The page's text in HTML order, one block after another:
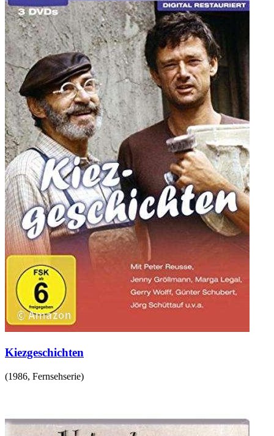
Kiezgeschichten
(1986, Fernsehserie)